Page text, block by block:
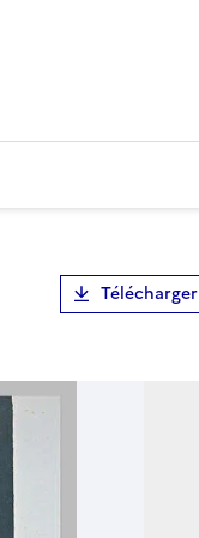
Télécharger